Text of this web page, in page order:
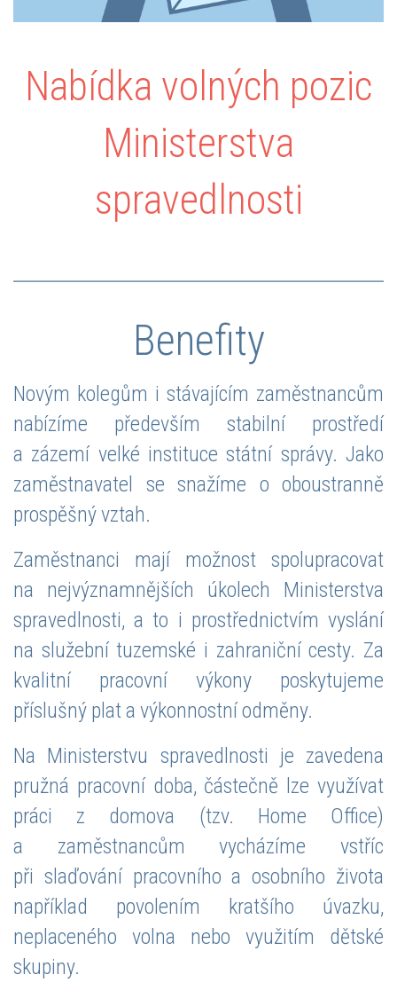
Nabídka volných pozic
Ministerstva
spravedlnosti
Benefity
Novým kolegům i stávajícím zaměstnancům
nabízíme především stabilní prostředí
a zázemí velké instituce státní správy. Jako
zaměstnavatel se snažíme o oboustranně
prospěšný vztah.
Zaměstnanci mají možnost spolupracovat
na nejvýznamnějších úkolech Ministerstva
spravedlnosti, a to i prostřednictvím vyslání
na služební tuzemské i zahraniční cesty. Za
kvalitní pracovní výkony poskytujeme
příslušný plat a výkonnostní odměny.
Na Ministerstvu spravedlnosti je zavedena
pružná pracovní doba, částečně lze využívat
práci z domova (tzv. Home Office)
a zaměstnancům vycházíme vstříc
při slaďování pracovního a osobního života
například povolením kratšího úvazku,
neplaceného volna nebo využitím dětské
skupiny.